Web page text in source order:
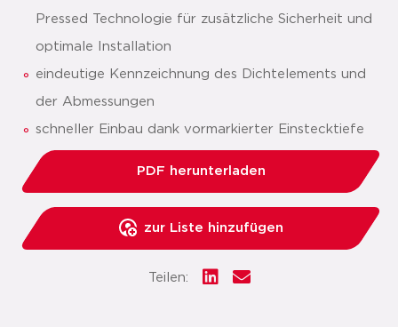
Pressed Technologie für zusätzliche Sicherheit und
optimale Installation
eindeutige Kennzeichnung des Dichtelements und
der Abmessungen
schneller Einbau dank vormarkierter Einstecktiefe
PDF herunterladen
zur Liste hinzufügen
Teilen: